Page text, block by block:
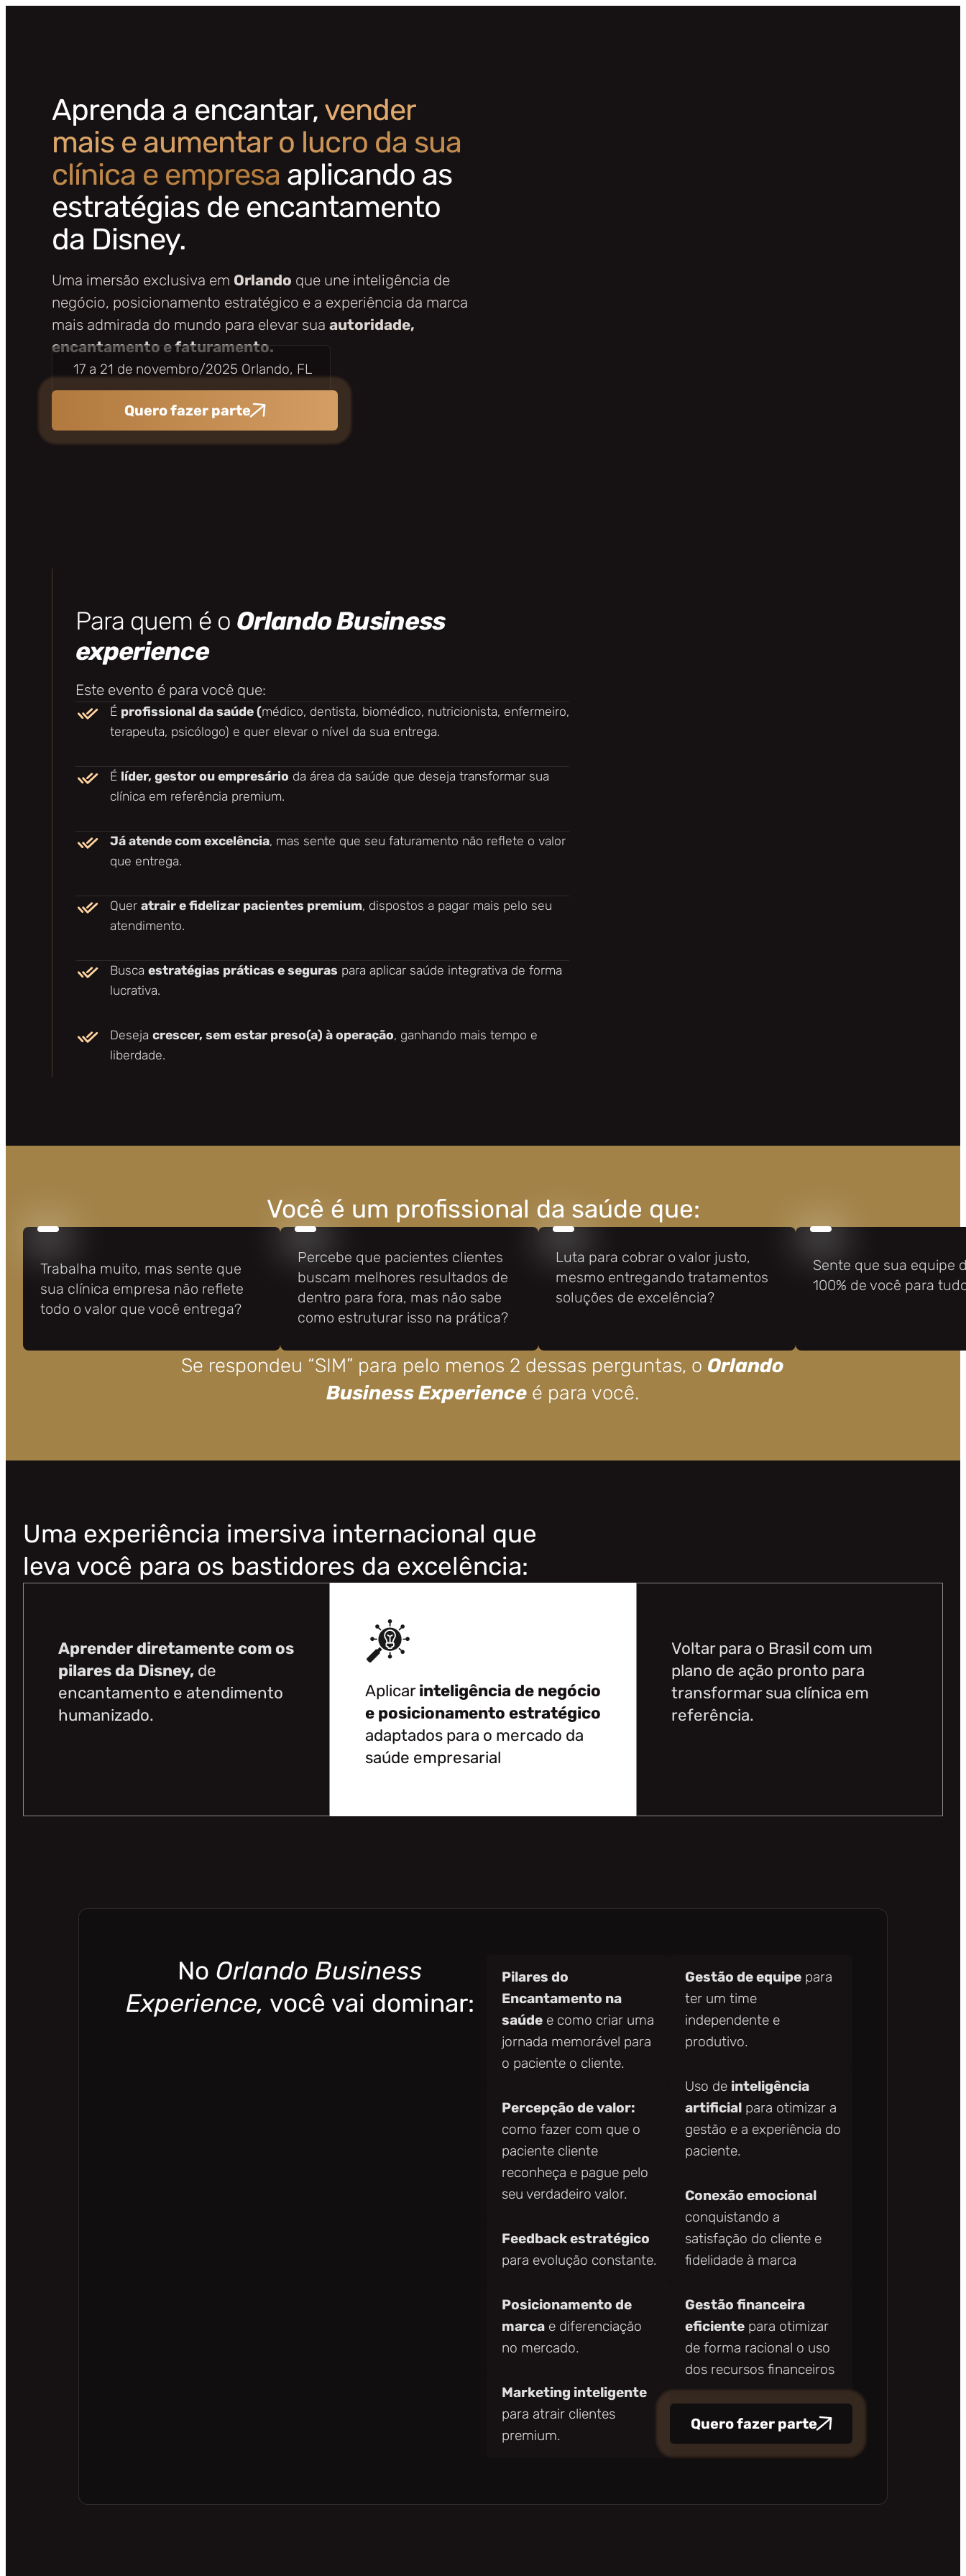
Aprenda a encantar, vender
mais e aumentar o lucro da sua
clínica e empresa aplicando as
estratégias de encantamento
da Disney.
Uma imersão exclusiva em Orlando que une inteligência de
negócio, posicionamento estratégico e a experiência da marca
mais admirada do mundo para elevar sua autoridade,
encantamento e faturamento.
17 a 21 de novembro/2025 Orlando, FL
Quero fazer parte
Para quem é o Orlando Business
experience
Este evento é para você que:
É profissional da saúde (médico, dentista, biomédico, nutricionista, enfermeiro,
terapeuta, psicólogo) e quer elevar o nível da sua entrega.
É líder, gestor ou empresário da área da saúde que deseja transformar sua
clínica em referência premium.
Já atende com excelência, mas sente que seu faturamento não reflete o valor
que entrega.
Quer atrair e fidelizar pacientes premium, dispostos a pagar mais pelo seu
atendimento.
Busca estratégias práticas e seguraspara aplicar saúde integrativa de forma
lucrativa.
Deseja crescer, sem estar preso(a) à operação, ganhando mais tempo e
liberdade.
Você é um profissional da saúde que:
Trabalha muito, mas sente que
sua clínica empresa não reflete
todo o valor que você entrega?
Percebe que pacientes clientes
buscam melhores resultados de
dentro para fora, mas não sabe
como estruturar isso na prática?
Luta para cobrar o valor justo,
mesmo entregando tratamentos
soluções de excelência?
Sente que sua equipe
100% de você para
Se respondeu “SIM” para pelo menos 2 dessas perguntas, o Orlando
Business Experience é para você.
Uma experiência imersiva internacional que
leva você para os bastidores da excelência:
Aprender diretamente com os
pilares da Disney, de
encantamento e atendimento
humanizado.
Aplicarinteligência de negócio
e posicionamento estratégico
adaptados para o mercado da
saúde empresarial
Voltar para o Brasil com um
plano de ação pronto para
transformar sua clínica em
referência.
No Orlando Business
Experience, você vai dominar:
Pilares do
Encantamento na
saúde e como criar uma
jornada memorável para
o paciente o cliente.
Percepção de valor:
como fazer com que o
paciente cliente
reconheça e pague pelo
seu verdadeiro valor.
Feedback estratégico
para evolução constante.
Posicionamento de
marca e diferenciação
no mercado.
Marketing inteligente
para atrair clientes
premium.
Gestão de equipepara
ter um time
independente e
produtivo.
Uso de inteligência
artificialpara otimizar a
gestão e a experiência do
paciente.
Conexão emocional
conquistando a
satisfação do cliente e
fidelidade à marca
Gestão financeira
eficientepara otimizar
de forma racional o uso
dos recursos financeiros
Quero fazer parte